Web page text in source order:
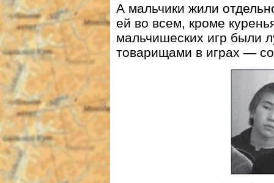
А мальчики жили
ей во всем, кроме
мальчишеских игр были
товарищами в играх —